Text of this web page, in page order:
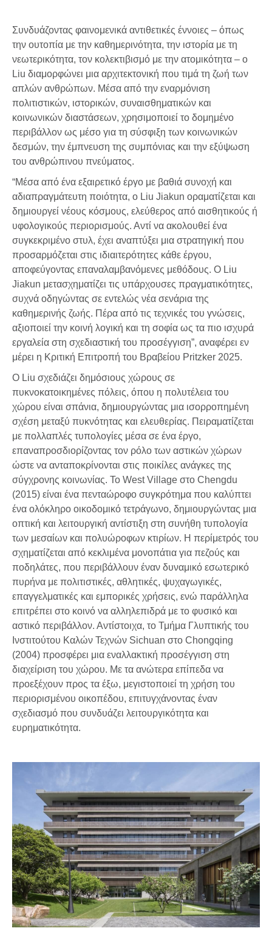
Συνδυάζοντας φαινομενικά αντιθετικές έννοιες – όπως
την ουτοπία με την καθημερινότητα, την ιστορία με τη
νεωτερικότητα, τον κολεκτιβισμό με την ατομικότητα – ο
Liu διαμορφώνει μια αρχιτεκτονική που τιμά τη ζωή των
απλών ανθρώπων. Μέσα από την εναρμόνιση
πολιτιστικών, ιστορικών, συναισθηματικών και
κοινωνικών διαστάσεων, χρησιμοποιεί το δομημένο
περιβάλλον ως μέσο για τη σύσφιξη των κοινωνικών
δεσμών, την έμπνευση της συμπόνιας και την εξύψωση
του ανθρώπινου πνεύματος.
“Μέσα από ένα εξαιρετικό έργο με βαθιά συνοχή και
αδιαπραγμάτευτη ποιότητα, ο Liu Jiakun οραματίζεται και
δημιουργεί νέους κόσμους, ελεύθερος από αισθητικούς ή
υφολογικούς περιορισμούς. Αντί να ακολουθεί ένα
συγκεκριμένο στυλ, έχει αναπτύξει μια στρατηγική που
προσαρμόζεται στις ιδιαιτερότητες κάθε έργου,
αποφεύγοντας επαναλαμβανόμενες μεθόδους. Ο Liu
Jiakun μετασχηματίζει τις υπάρχουσες πραγματικότητες,
συχνά οδηγώντας σε εντελώς νέα σενάρια της
καθημερινής ζωής. Πέρα από τις τεχνικές του γνώσεις,
αξιοποιεί την κοινή λογική και τη σοφία ως τα πιο ισχυρά
εργαλεία στη σχεδιαστική του προσέγγιση”, αναφέρει εν
μέρει η Κριτική Επιτροπή του Βραβείου Pritzker 2025.
Ο Liu σχεδιάζει δημόσιους χώρους σε
πυκνοκατοικημένες πόλεις, όπου η πολυτέλεια του
χώρου είναι σπάνια, δημιουργώντας μια ισορροπημένη
σχέση μεταξύ πυκνότητας και ελευθερίας. Πειραματίζεται
με πολλαπλές τυπολογίες μέσα σε ένα έργο,
επαναπροσδιορίζοντας τον ρόλο των αστικών χώρων
ώστε να ανταποκρίνονται στις ποικίλες ανάγκες της
σύγχρονης κοινωνίας. Το West Village στο Chengdu
(2015) είναι ένα πενταώροφο συγκρότημα που καλύπτει
ένα ολόκληρο οικοδομικό τετράγωνο, δημιουργώντας μια
οπτική και λειτουργική αντίστιξη στη συνήθη τυπολογία
των μεσαίων και πολυώροφων κτιρίων. Η περίμετρός του
σχηματίζεται από κεκλιμένα μονοπάτια για πεζούς και
ποδηλάτες, που περιβάλλουν έναν δυναμικό εσωτερικό
πυρήνα με πολιτιστικές, αθλητικές, ψυχαγωγικές,
επαγγελματικές και εμπορικές χρήσεις, ενώ παράλληλα
επιτρέπει στο κοινό να αλληλεπιδρά με το φυσικό και
αστικό περιβάλλον. Αντίστοιχα, το Τμήμα Γλυπτικής του
Ινστιτούτου Καλών Τεχνών Sichuan στο Chongqing
(2004) προσφέρει μια εναλλακτική προσέγγιση στη
διαχείριση του χώρου. Με τα ανώτερα επίπεδα να
προεξέχουν προς τα έξω, μεγιστοποιεί τη χρήση του
περιορισμένου οικοπέδου, επιτυγχάνοντας έναν
σχεδιασμό που συνδυάζει λειτουργικότητα και
ευρηματικότητα.